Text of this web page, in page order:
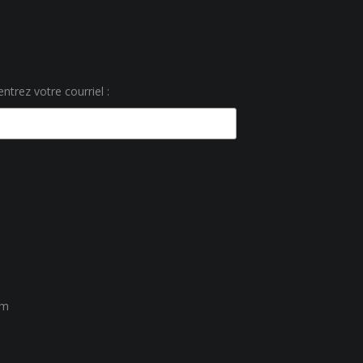
votre courriel :